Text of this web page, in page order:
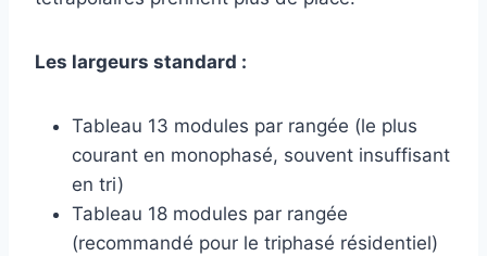
Les largeurs standard :
Tableau 13 modules par rangée (le plus
courant en monophasé, souvent insuffisant
en tri)
Tableau 18 modules par rangée
(recommandé pour le triphasé résidentiel)